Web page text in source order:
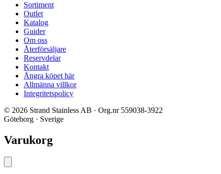
Sortiment
Outlet
Katalog
Guider
Om oss
Återförsäljare
Reservdelar
Kontakt
Ångra köpet här
Allmänna villkor
Integritetspolicy
© 2026 Strand Stainless AB · Org.nr 559038-3922
Göteborg · Sverige
Varukorg